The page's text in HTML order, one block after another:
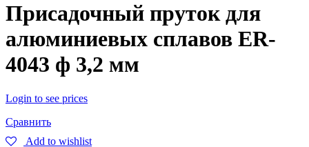
Присадочный пруток для
алюминиевых сплавов ER-
4043 ф 3,2 мм
Login to see prices
Сравнить
Add to wishlist